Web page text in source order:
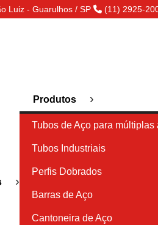
Luiz - Guarulhos / SP (11) 2925-
›
Produtos ›
Tubos de Aço para múltiplas
Tubos Industriais
Perfis Dobrados
Barras de Aço
Cantoneira de Aço